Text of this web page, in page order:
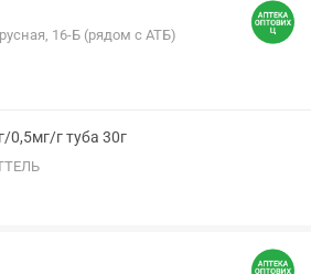
16-Б (рядом с АТБ)
0,5мг/г туба 30г